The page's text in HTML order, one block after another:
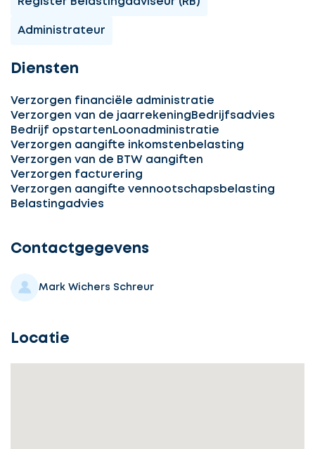
Administrateur
Diensten
Verzorgen financiële administratie
Verzorgen van de jaarrekening Bedrijfsadvies
Bedrijf opstarten Loonadministratie
Verzorgen aangifte inkomstenbelasting
Verzorgen van de BTW aangiften
Verzorgen facturering
Verzorgen aangifte vennootschapsbelasting
Belastingadvies
Contactgegevens
Mark Wichers Schreur
Locatie
Ontvang
3
Selecteer